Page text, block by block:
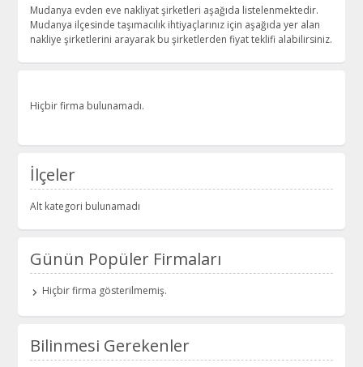
Mudanya evden eve nakliyat şirketleri aşağıda listelenmektedir.
Mudanya ilçesinde taşımacılık ihtiyaçlarınız için aşağıda yer alan
nakliye şirketlerini arayarak bu şirketlerden fiyat teklifi alabilirsiniz.
Hiçbir firma bulunamadı.
İlçeler
Alt kategori bulunamadı
Günün Popüler Firmaları
Hiçbir firma gösterilmemiş.
Bilinmesi Gerekenler